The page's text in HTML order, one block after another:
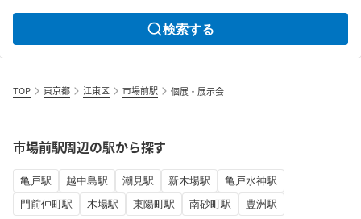
検索する
TOP 東京都 江東区 市場前駅 個展・展示会
市場前駅周辺の駅から探す
亀戸駅 越中島駅 潮見駅 新木場駅
亀戸水神駅
門前仲町駅
木場駅 東陽町駅 南砂町駅 豊洲駅